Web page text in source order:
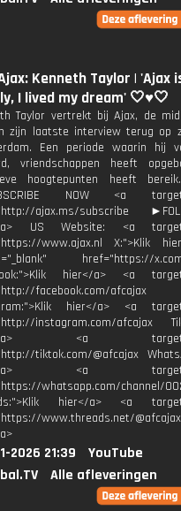
Kenneth Taylor | 'Ajax
I lived my dream' 🤍♥️🤍
Taylor vertrekt bij Ajax, de
zijn laatste interview terug op
Een periode waarin hij
vriendschappen heeft
hoogtepunten heeft
NOW <a
ajax.ms/subscribe
a> US Website: <a
www.ajax.nl X:">Klik
href="https://x.com/
hier</a> <a
facebook.com/afcajax
hier</a> <a
instagram.com/afcajax
a> <a
tiktok.com/@afcajax
a> <a
whatsapp.com/channel/
hier</a> <a
www.threads.net/
2026 21:39
YouTube
Alle afleveringen